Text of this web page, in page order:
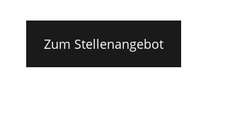
Zum Stellenangebot